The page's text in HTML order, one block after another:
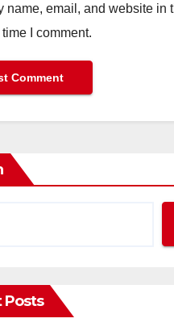
name, email, and website in
I comment.
Posts